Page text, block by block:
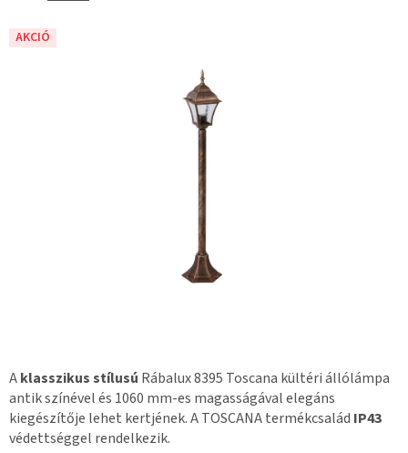
Aklasszikus stílusú Rábalux 8395 Toscana kültéri állólámpa
antik színével és 1060 mm-es magasságával elegáns
kiegészítője lehet kertjének. A TOSCANA termékcsalád IP43
védettséggel rendelkezik.
5-
AKCIÓ